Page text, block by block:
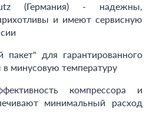
(Германия) - надежны,
и имеют сервисную
пакет" для гарантированного
в минусовую температуру
компрессора и
минимальный расход